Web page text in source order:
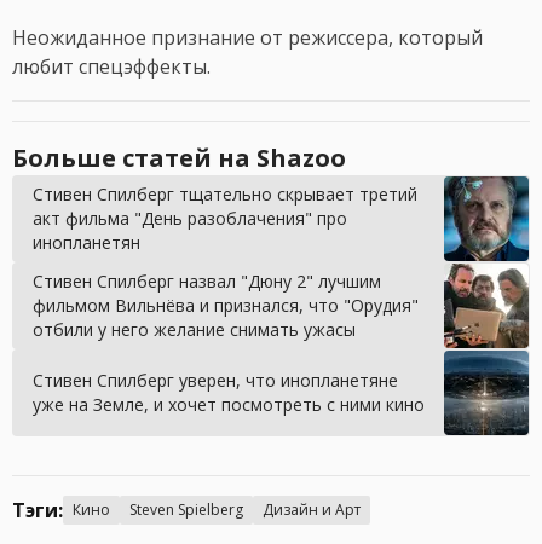
Неожиданное признание от режиссера, который
любит спецэффекты.
Больше статей на Shazoo
Стивен Спилберг тщательно скрывает третий
акт фильма "День разоблачения" про
инопланетян
Стивен Спилберг назвал "Дюну 2" лучшим
фильмом Вильнёва и признался, что "Орудия"
отбили у него желание снимать ужасы
Стивен Спилберг уверен, что инопланетяне
уже на Земле, и хочет посмотреть с ними кино
Тэги: Кино Steven Spielberg Дизайн и Арт